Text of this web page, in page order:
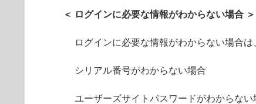
＜ ログインに必要な情報がわからない場合 ＞
ログインに必要な情報がわからない場合は
シリアル番号がわからない場合
ユーザーズサイトパスワードがわからない